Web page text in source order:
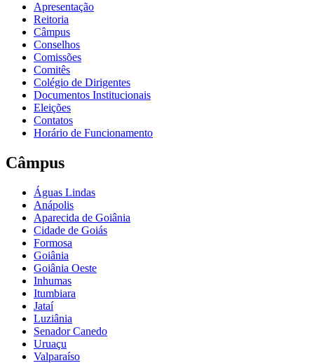
Apresentação
Reitoria
Câmpus
Conselhos
Comissões
Comitês
Colégio de Dirigentes
Documentos Institucionais
Eleições
Contatos
Horário de Funcionamento
Câmpus
Águas Lindas
Anápolis
Aparecida de Goiânia
Cidade de Goiás
Formosa
Goiânia
Goiânia Oeste
Inhumas
Itumbiara
Jataí
Luziânia
Senador Canedo
Uruaçu
Valparaíso